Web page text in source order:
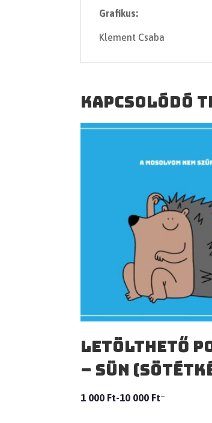
Grafikus:
Klement Csaba
Kapcsolódó
Letölthető
– Sün
1 000 Ft –
10 000 Ft